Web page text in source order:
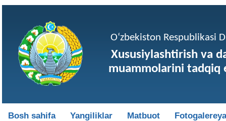
O‘zbekiston Respublikasi
Xususiylashtirish va
muammolarini tadqiq
Bosh sahifa Yangiliklar Matbuot Fotogalereya